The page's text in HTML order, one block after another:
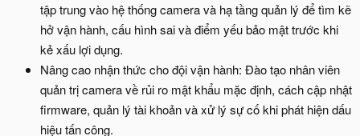
tập trung vào hệ thống camera và hạ tầng quản lý để tìm kẽ
hở vận hành, cấu hình sai và điểm yếu bảo mật trước khi
kẻ xấu lợi dụng.
Nâng cao nhận thức cho đội vận hành: Đào tạo nhân viên
quản trị camera về rủi ro mật khẩu mặc định, cách cập nhật
firmware, quản lý tài khoản và xử lý sự cố khi phát hiện dấu
hiệu tấn công.